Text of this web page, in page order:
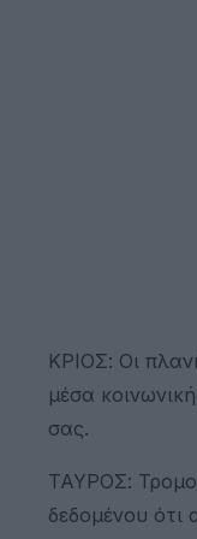
ΚΡΙΟΣ: Οι
μέσα
σας.
ΤΑΥΡΟΣ:
δεδομένου ότι